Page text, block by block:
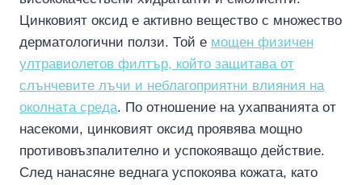
Цинковият оксид е активно вещество с множество
дерматологични ползи. Той е мощен физичен
ултравиолетов филтър, който защитава от
слънчевите лъчи и неблагоприятни влияния на
околната среда. По отношение на ухапванията от
насекоми, цинковият оксид проявява мощно
противовъзпалително и успокояващо действие.
След нанасяне веднага успокоява кожата, като